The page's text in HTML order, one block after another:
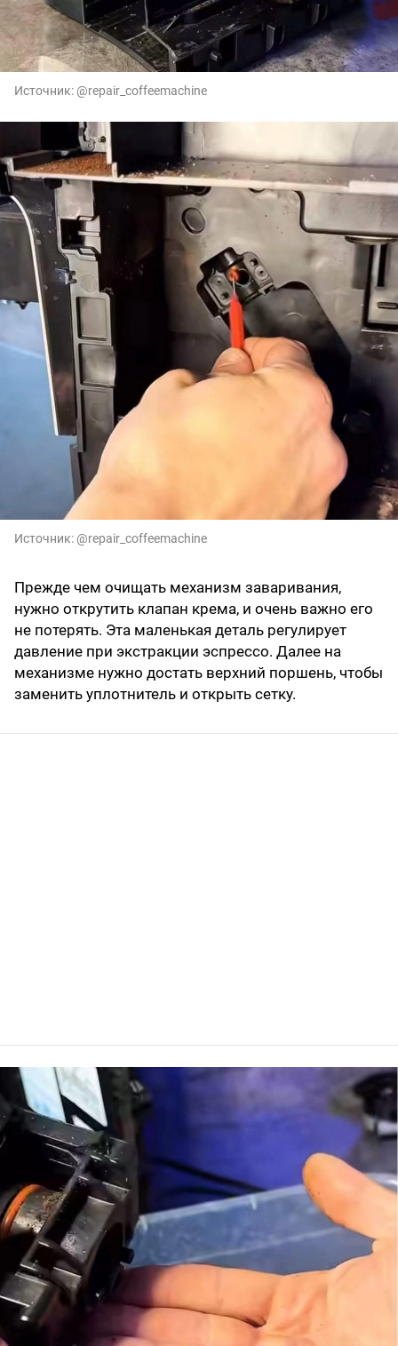
Источник: @repair_coffeemachine
Источник: @repair_coffeemachine
Прежде чем очищать механизм заваривания,
нужно открутить клапан крема, и очень важно его
не потерять. Эта маленькая деталь регулирует
давление при экстракции эспрессо. Далее на
механизме нужно достать верхний поршень, чтобы
заменить уплотнитель и открыть сетку.